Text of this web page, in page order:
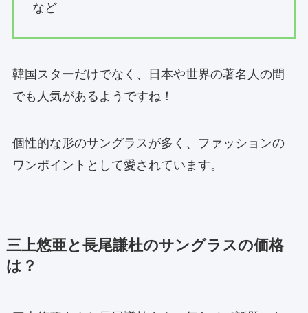
など
韓国スターだけでなく、日本や世界の著名人の間
でも人気があるようですね！
個性的な形のサングラスが多く、ファッションの
ワンポイントとして愛されています。
三上悠亜と長尾謙杜のサングラスの価格
は？